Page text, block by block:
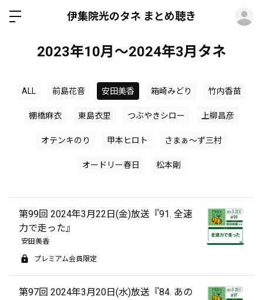
伊集院光のタネ まとめ聴き
2023年10月～2024年3月タネ
ALL 前島花音 安田美香 箱崎みどり 竹内香苗
棚橋麻衣 東島衣里 つぶやきシロー 上柳昌彦
オテンキのり 甲本ヒロト さまぁ～ず三村
オードリー春日 松本剛
第99回 2024年3月22日(金)放送『91. 全速
力で走った』
安田美香
プレミアム会員限定
第97回 2024年3月20日(水)放送『84. あの